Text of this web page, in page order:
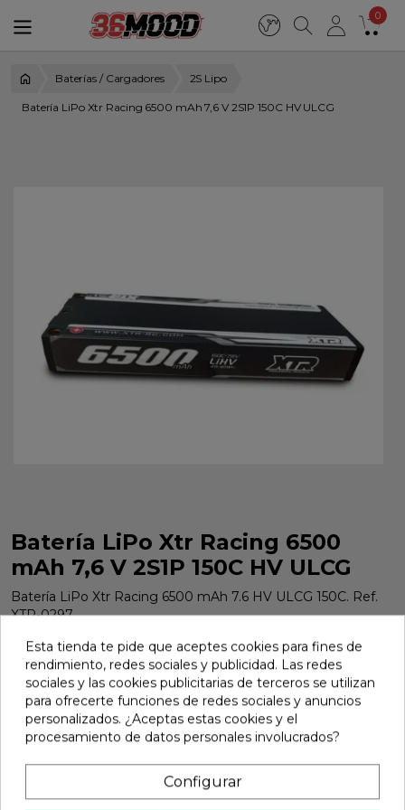
0
Baterías / Cargadores 2S Lipo
Batería LiPo Xtr Racing 6500 mAh 7,6 V 2S1P 150C HV ULCG
Batería LiPo Xtr Racing 6500
mAh 7,6 V 2S1P 150C HV ULCG
Batería LiPo Xtr Racing 6500 mAh 7.6 HV ULCG 150C. Ref.
XTR-0297.
Marca: Xtr Racing Ref: XTR-0297
68,99 €
Añadir

Esta tienda te pide que aceptes cookies para fines de
rendimiento, redes sociales y publicidad. Las redes
sociales y las cookies publicitarias de terceros se utilizan
para ofrecerte funciones de redes sociales y anuncios
personalizados. ¿Aceptas estas cookies y el
procesamiento de datos personales involucrados?
Configurar